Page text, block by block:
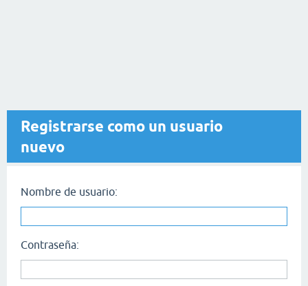
Registrarse como un usuario
nuevo
Nombre de usuario:
Contraseña: